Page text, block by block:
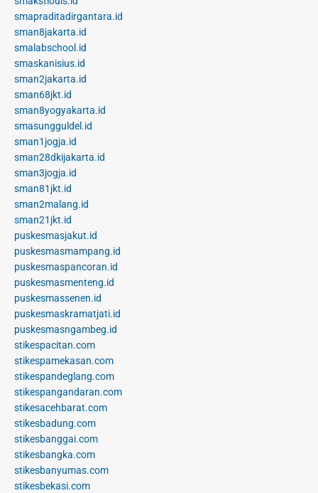
smapraditadirgantara.id
sman8jakarta.id
smalabschool.id
smaskanisius.id
sman2jakarta.id
sman68jkt.id
sman8yogyakarta.id
smasungguldel.id
sman1jogja.id
sman28dkijakarta.id
sman3jogja.id
sman81jkt.id
sman2malang.id
sman21jkt.id
puskesmasjakut.id
puskesmasmampang.id
puskesmaspancoran.id
puskesmasmenteng.id
puskesmassenen.id
puskesmaskramatjati.id
puskesmasngambeg.id
stikespacitan.com
stikespamekasan.com
stikespandeglang.com
stikespangandaran.com
stikesacehbarat.com
stikesbadung.com
stikesbanggai.com
stikesbangka.com
stikesbanyumas.com
stikesbekasi.com